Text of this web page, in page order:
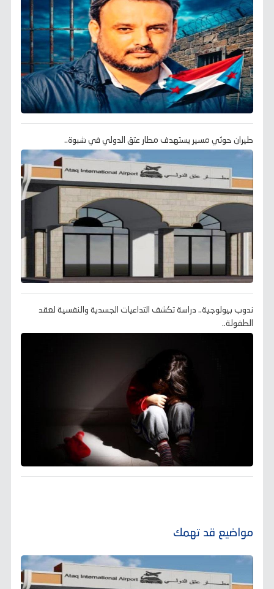
طيران حوثي مسير يستهدف مطار عتق الدولي في شبوة..
ندوب بيولوجية.. دراسة تكشف التداعيات الجسدية والنفسية لعقد
الطفولة..
مواضيع قد تهمك